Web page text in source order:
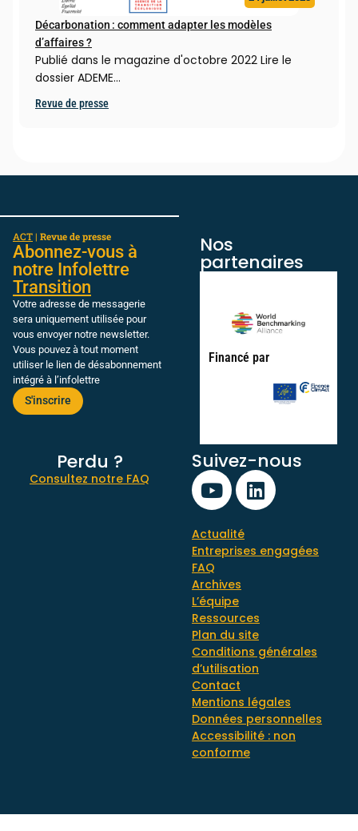
Décarbonation : comment adapter les modèles
d’affaires ?
Publié dans le magazine d'octobre 2022 Lire le
dossier ADEME…
Revue de presse
ACT | Revue de presse
Abonnez-vous à
notre Infolettre
Transition
Votre adresse de messagerie
sera uniquement utilisée pour
vous envoyer notre newsletter.
Vous pouvez à tout moment
utiliser le lien de désabonnement
intégré à l’infolettre
S'inscrire
Perdu ?
Consultez notre FAQ
Nos
partenaires
Financé par
Suivez-nous
Actualité
Entreprises engagées
FAQ
Archives
L’équipe
Ressources
Plan du site
Conditions générales
d’utilisation
Contact
Mentions légales
Données personnelles
Accessibilité : non
conforme